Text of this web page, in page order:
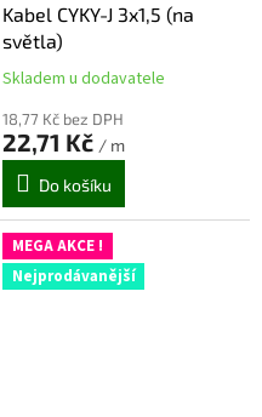
Kabel CYKY-J 3x1,5 (na
světla)
Průměrné
produktu
je
5,0
5
hvězdiček.
Skladem u dodavatele
18,77 Kč bez DPH
22,71 Kč / m
Do košíku
MEGA AKCE !
Nejprodávanější